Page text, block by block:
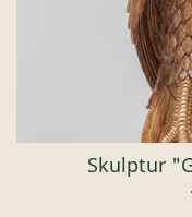
Skulptur